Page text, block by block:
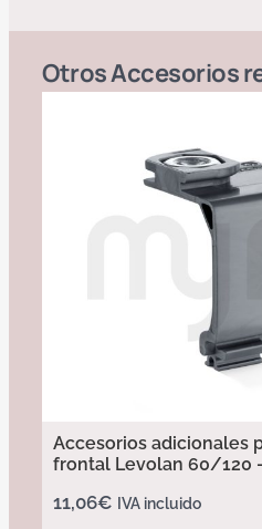
OtrosAccesorios
Accesorios adicionales
frontal Levolan 60/120
11,06€ IVA incluido